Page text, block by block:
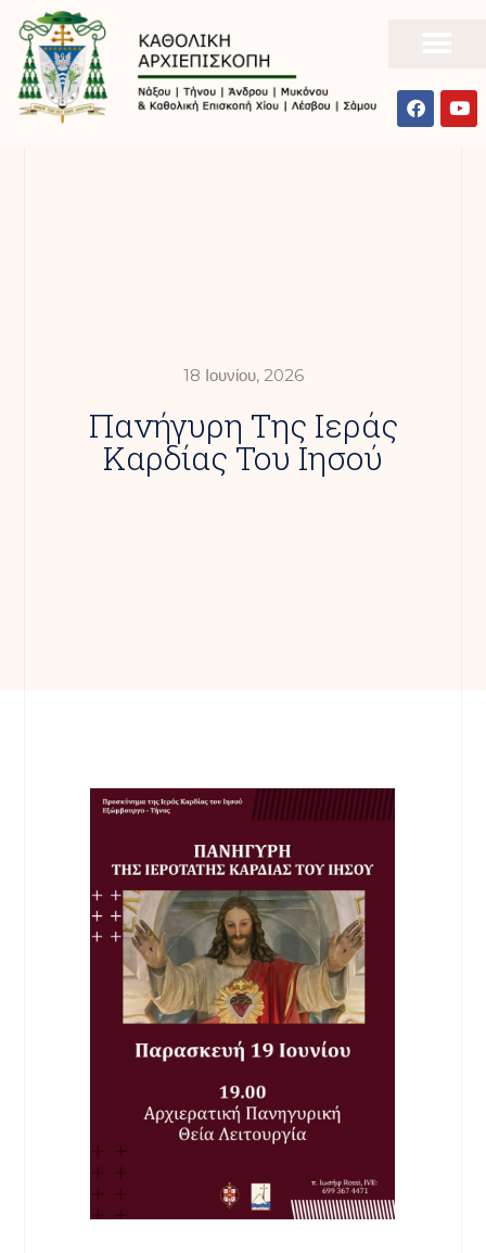
18 Ιουνίου, 2026
Πανήγυρη Της Ιεράς
Καρδίας Του Ιησού